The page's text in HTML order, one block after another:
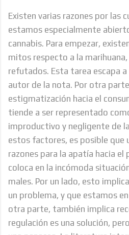
Existen varias razones por las
estamos especialmente
cannabis. Para empezar,
mitos respecto a la marihuana,
refutados. Esta tarea escapa a
autor de la nota. Por otra
estigmatización hacia el
tiende a ser representado
improductivo y negligente de
estos factores, es posible que
razones para la apatía hacia el
coloca en la incómoda
males. Por un lado, esto
un problema, y que estamos
otra parte, también implica
regulación es una solución,